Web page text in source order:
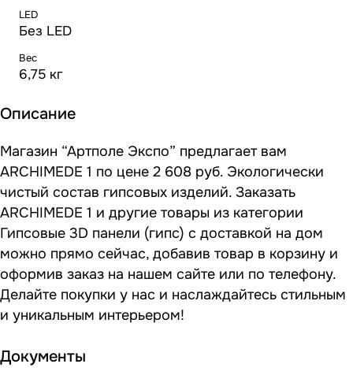
LED
Без LED
Вес
6,75 кг
Описание
Магазин “Артполе Экспо” предлагает вам
ARCHIMEDE 1 по цене 2 608 руб. Экологически
чистый состав гипсовых изделий. Заказать
ARCHIMEDE 1 и другие товары из категории
Гипсовые 3D панели (гипс) с доставкой на дом
можно прямо сейчас, добавив товар в корзину и
оформив заказ на нашем сайте или по телефону.
Делайте покупки у нас и наслаждайтесь стильным
и уникальным интерьером!
Документы